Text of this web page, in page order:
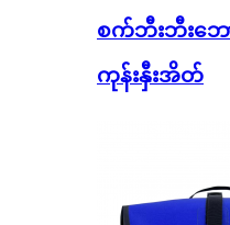
စက်ဘီးဘီးဘေ
ကုန်းနှီးအိတ်